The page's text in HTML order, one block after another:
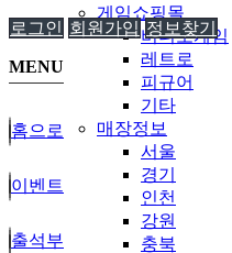
게임쇼핑몰
비디오게임
레트로
피규어
기타
매장정보
서울
경기
인천
강원
충북
로그인 회원가입 정보찾기
MENU
홈으로
이벤트
출석부